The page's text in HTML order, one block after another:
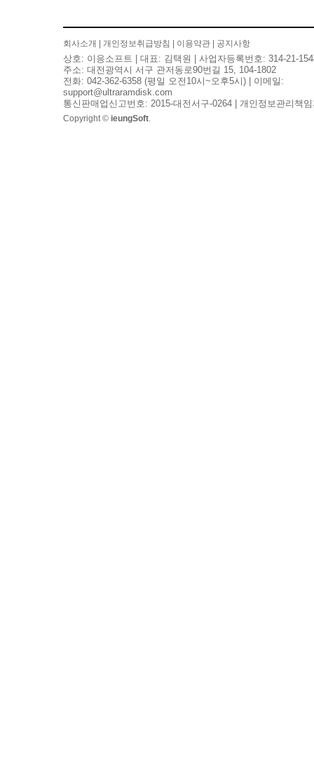
회사소개 개인정보취급방침 이용약관 공지사항
상호: 이응소프트 | 대표: 김택원 | 사업자등록번호: 314-21-
주소: 대전광역시 서구 관저동로90번길 15, 104-1802
전화: 042-362-6358 (평일 오전10시~오후5시) | 이메일:
support@ultraramdisk.com
통신판매업신고번호: 2015-대전서구-0264 | 개인정보관리책
Copyright © ieungSoft.